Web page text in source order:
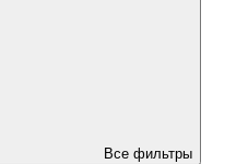
Все фильтры